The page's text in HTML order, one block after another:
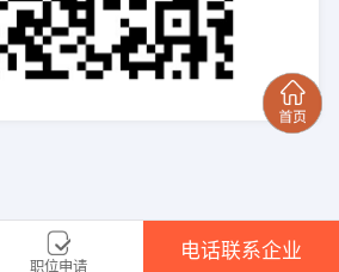
职位申请
电话联系企业